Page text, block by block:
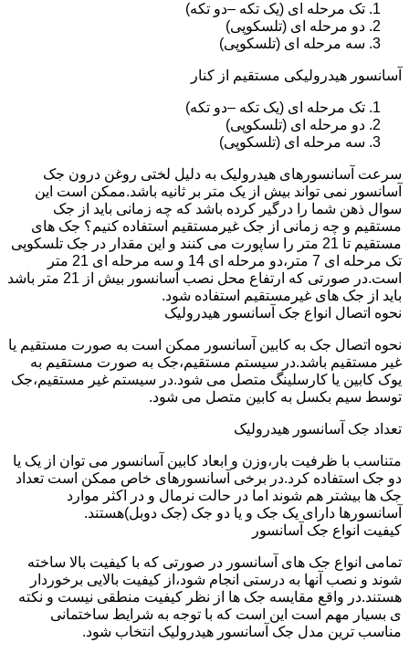
تک مرحله ای (یک تکه –دو تکه)
دو مرحله ای (تلسکوپی)
سه مرحله ای (تلسکوپی)
آسانسور هیدرولیکی مستقیم از کنار
تک مرحله ای (یک تکه –دو تکه)
دو مرحله ای (تلسکوپی)
سه مرحله ای (تلسکوپی)
سرعت آسانسورهای هیدرولیک به دلیل لختی روغن درون جک
آسانسور نمی تواند بیش از یک متر بر ثانیه باشد.ممکن است این
سوال ذهن شما را درگیر کرده باشد که چه زمانی باید از جک
مستقیم و چه زمانی از جک غیرمستقیم استفاده کنیم؟ جک های
مستقیم تا 21 متر را ساپورت می کنند و این مقدار در جک تلسکوپی
تک مرحله ای 7 متر،دو مرحله ای 14 و سه مرحله ای 21 متر
است.در صورتی که ارتفاع محل نصب آسانسور بیش از 21 متر باشد
باید از جک های غیرمستقیم استفاده شود.
نحوه اتصال انواع جک آسانسور هیدرولیک
نحوه اتصال جک به کابین آسانسور ممکن است به صورت مستقیم یا
غیر مستقیم باشد.در سیستم مستقیم،جک به صورت مستقیم به
یوک کابین یا کارسلینگ متصل می شود.در سیستم غیر مستقیم،جک
توسط سیم بکسل به کابین متصل می شود.
تعداد جک آسانسور هیدرولیک
متناسب با ظرفیت بار،وزن و ابعاد کابین آسانسور می توان از یک یا
دو جک استفاده کرد.در برخی آسانسورهای خاص ممکن است تعداد
جک ها بیشتر هم شوند اما در حالت نرمال و در اکثر موارد
آسانسورها دارای یک جک و یا دو جک (جک دوبل)هستند.
کیفیت انواع جک آسانسور
تمامی انواع جک های آسانسور در صورتی که با کیفیت بالا ساخته
شوند و نصب آنها به درستی انجام شود،از کیفیت بالایی برخوردار
هستند.در واقع مقایسه جک ها از نظر کیفیت منطقی نیست و نکته
ی بسیار مهم است این است که با توجه به شرایط ساختمانی
مناسب ترین مدل جک آسانسور هیدرولیک انتخاب شود.